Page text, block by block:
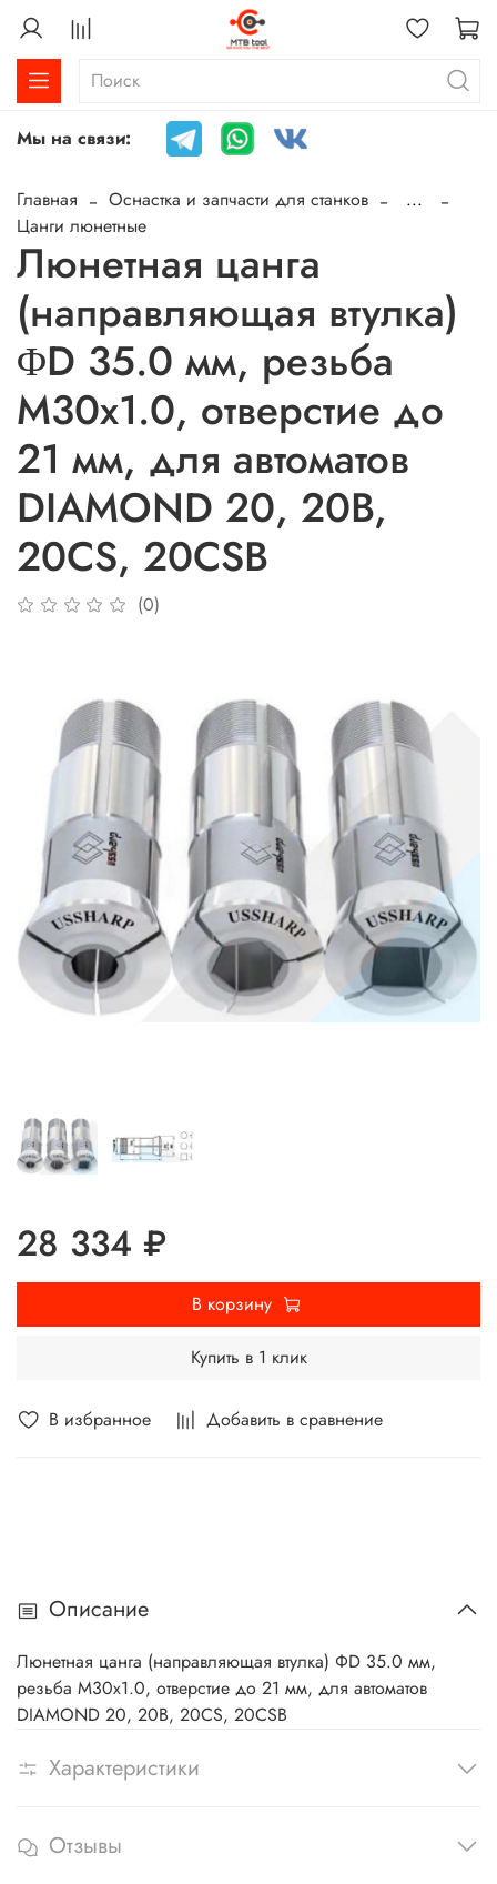
Мы на связи:
Главная Оснастка и запчасти для станков
...
Цанги люнетные
Люнетная цанга
(направляющая втулка)
ΦD 35.0 мм, резьба
M30x1.0, отверстие до
21 мм, для автоматов
DIAMOND 20, 20B,
20CS, 20CSB
(0)
В избранное Добавить в сравнение
28 334 ₽
В корзину
Купить в 1 клик
Описание
Люнетная цанга (направляющая втулка) ΦD 35.0 мм,
резьба M30x1.0, отверстие до 21 мм, для автоматов
DIAMOND 20, 20B, 20CS, 20CSB
Характеристики
Отзывы